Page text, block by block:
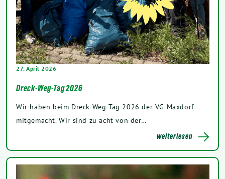
27. April 2026
Dreck-Weg-Tag 2026
Wir haben beim Dreck-Weg-Tag 2026 der VG Maxdorf
mitgemacht. Wir sind zu acht von der…
weiterlesen